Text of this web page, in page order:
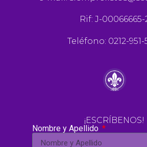
Rif: J-00066665-
Teléfono: 0212-951-
¡ESCRÍBENOS!
Nombre y Apellido